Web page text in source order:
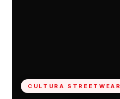
CULTURA STREETWEAR